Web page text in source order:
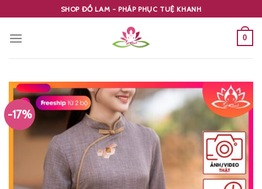
to
content
SHOP ĐỒ LAM - PHÁP PHỤC TUỆ KHANH
0
-17%